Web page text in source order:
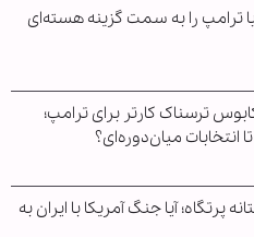
ترامپ را به سمت گزینه هسته‌ای
ترسناک کارتر برای ترامپ؛
انتخابات میان‌دوره‌ای؟
پرتگاه؛ آیا جنگ آمریکا با ایران به